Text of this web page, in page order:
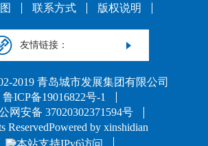
联系方式 版权说明
友情链接：
2019 青岛城市发展集团有限公司
鲁ICP备19016822号-1
网安备 37020302371594号
ReservedPowered by xinshidian